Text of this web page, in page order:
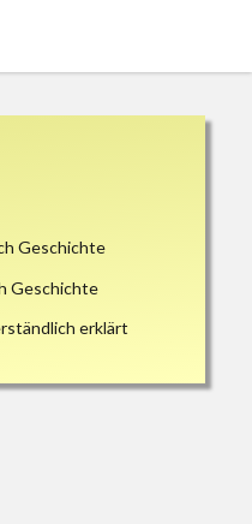
Geschichte
Geschichte
erklärt